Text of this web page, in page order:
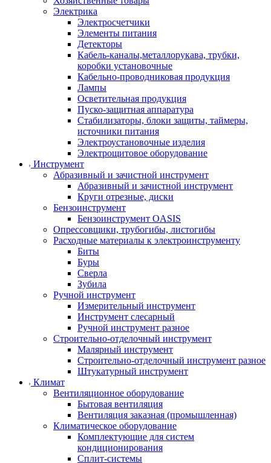
Электрика
Электросчетчики
Элементы питания
Детекторы
Кабель-каналы,металлорукава, трубки,
коробки установочные
Кабельно-проводниковая продукция
Лампы
Осветительная продукция
Пуско-защитная аппаратура
Стабилизаторы, блоки защиты, таймеры,
источники питания
Электроустановочные изделия
Электрощитовое оборудование
Инструмент
Абразивный и зачистной инструмент
Абразивный и зачистной инструмент
Круги отрезные, диски
Бензоинструмент
Бензоинструмент OASIS
Опрессовщики, трубогибы, листогибы
Расходные материалы к электроинструменту
Биты
Буры
Сверла
Зубила
Ручной инструмент
Измерительный инструмент
Инструмент слесарный
Ручной инструмент разное
Строительно-отделочный инструмент
Малярный инструмент
Строительно-отделочный инструмент разное
Штукатурный инструмент
Климат
Вентиляционное оборудование
Бытовая вентиляция
Вентиляция заказная (промышленная)
Климатическое оборудование
Комплектующие для систем
кондиционирования
Сплит-системы